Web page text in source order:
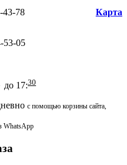
903-142-43-78 Карта
53-05
до 17:30
с помощью корзины сайта,
WhatsApp